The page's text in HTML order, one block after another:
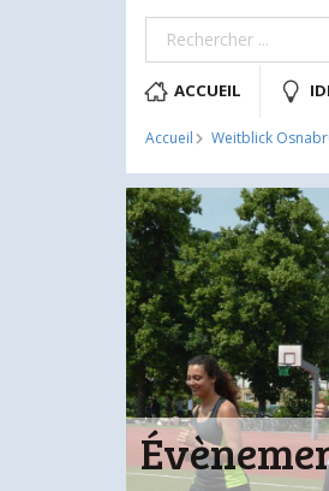
ACCUEIL
Accueil Weitblick